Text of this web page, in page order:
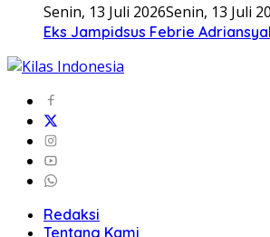
Senin, 13 Juli 2026Senin, 13 Juli
Eks Jampidsus Febrie
Redaksi
Tentang Kami